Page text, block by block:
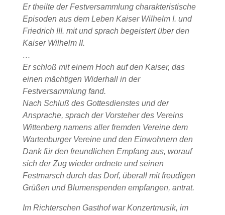
Er theilte der Festversammlung charakteristische
Episoden aus dem Leben Kaiser Wilhelm I. und
Friedrich III. mit und sprach begeistert über den
Kaiser Wilhelm II.
…
Er schloß mit einem Hoch auf den Kaiser, das
einen mächtigen Widerhall in der
Festversammlung fand.
Nach Schluß des Gottesdienstes und der
Ansprache, sprach der Vorsteher des Vereins
Wittenberg namens aller fremden Vereine dem
Wartenburger Vereine und den Einwohnern den
Dank für den freundlichen Empfang aus, worauf
sich der Zug wieder ordnete und seinen
Festmarsch durch das Dorf, überall mit freudigen
Grüßen und Blumenspenden empfangen, antrat.
Im Richterschen Gasthof war Konzertmusik, im